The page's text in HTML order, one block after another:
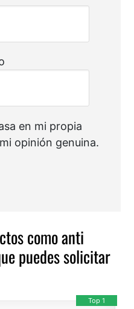
en mi propia
opinión genuina.
como anti
puedes solicitar
Top 1